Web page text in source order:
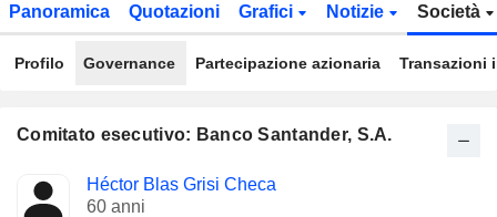
Panoramica Quotazioni Grafici Notizie Società
Profilo Governance Partecipazione azionaria Transazioni
Comitato esecutivo: Banco Santander, S.A.
Manager
Posizioni
ricoperte
Héctor Blas Grisi Checa
60 anni